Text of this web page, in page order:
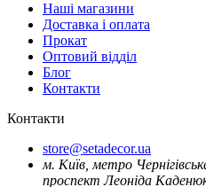
Наші магазини
Доставка і оплата
Прокат
Оптовий відділ
Блог
Контакти
Контакти
store@setadecor.ua
м. Київ, метро
проспект Леоніда